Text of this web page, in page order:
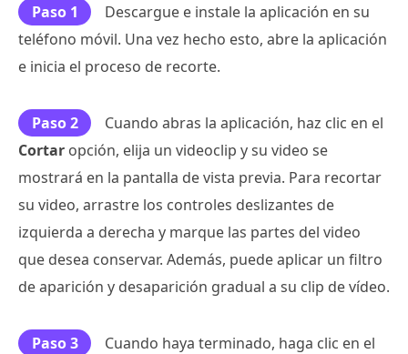
Paso 1
Descargue e instale la aplicación en su
teléfono móvil. Una vez hecho esto, abre la aplicación
e inicia el proceso de recorte.
Paso 2
Cuando abras la aplicación, haz clic en el
Cortar opción, elija un videoclip y su video se
mostrará en la pantalla de vista previa. Para recortar
su video, arrastre los controles deslizantes de
izquierda a derecha y marque las partes del video
que desea conservar. Además, puede aplicar un filtro
de aparición y desaparición gradual a su clip de vídeo.
Paso 3
Cuando haya terminado, haga clic en el